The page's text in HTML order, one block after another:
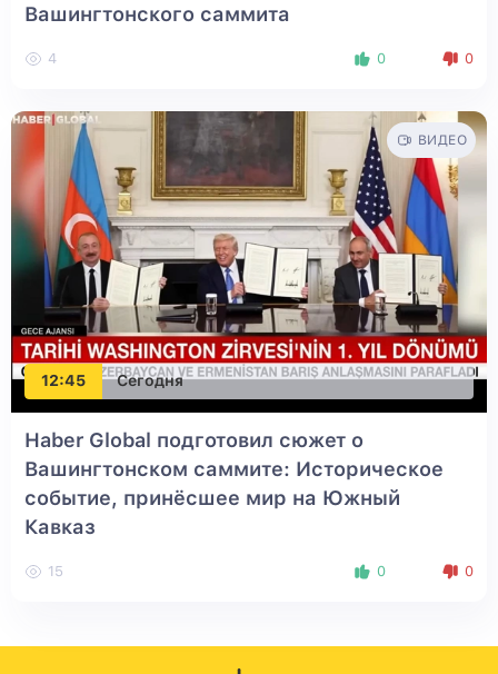
Вашингтонского саммита
4 0 0
12:45 Сегодня
ВИДЕО
Haber Global подготовил сюжет о
Вашингтонском саммите: Историческое
событие, принёсшее мир на Южный
Кавказ
15 0 0